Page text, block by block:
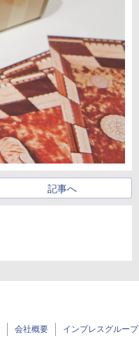
記事へ
会社概要 インプレスグループ